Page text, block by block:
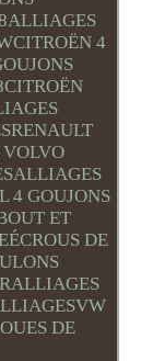
4
4 GOUJONS
ET
DE
DE